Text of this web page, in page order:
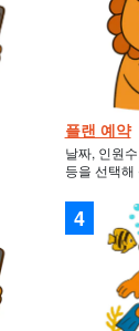
플랜 예약
날짜, 인원
등을 선택해